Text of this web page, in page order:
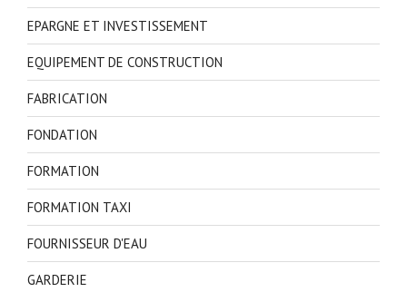
EPARGNE ET INVESTISSEMENT
EQUIPEMENT DE CONSTRUCTION
FABRICATION
FONDATION
FORMATION
FORMATION TAXI
FOURNISSEUR D'EAU
GARDERIE